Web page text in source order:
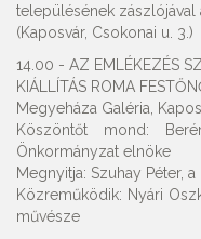
településének zászlójával
(Kaposvár, Csokonai u. 3.)
14.00 - AZ EMLÉKEZÉS
KIÁLLÍTÁS ROMA
Megyeháza Galéria,
Köszöntőt mond:
Önkormányzat elnöke
Megnyitja: Szuhay Péter,
Közreműködik: Nyári
művésze